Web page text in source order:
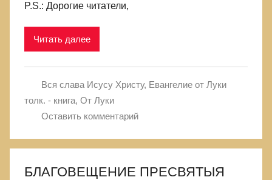
P.S.: Дорогие читатели,
Читать далее
Вся слава Исусу Христу, Евангелие от Луки
толк. - книга, От Луки
Оставить комментарий
БЛАГОВЕЩЕНИЕ ПРЕСВЯТЫЯ